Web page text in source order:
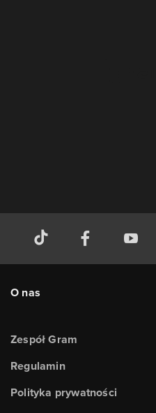
O nas
Zespół Gram
Regulamin
Polityka prywatności